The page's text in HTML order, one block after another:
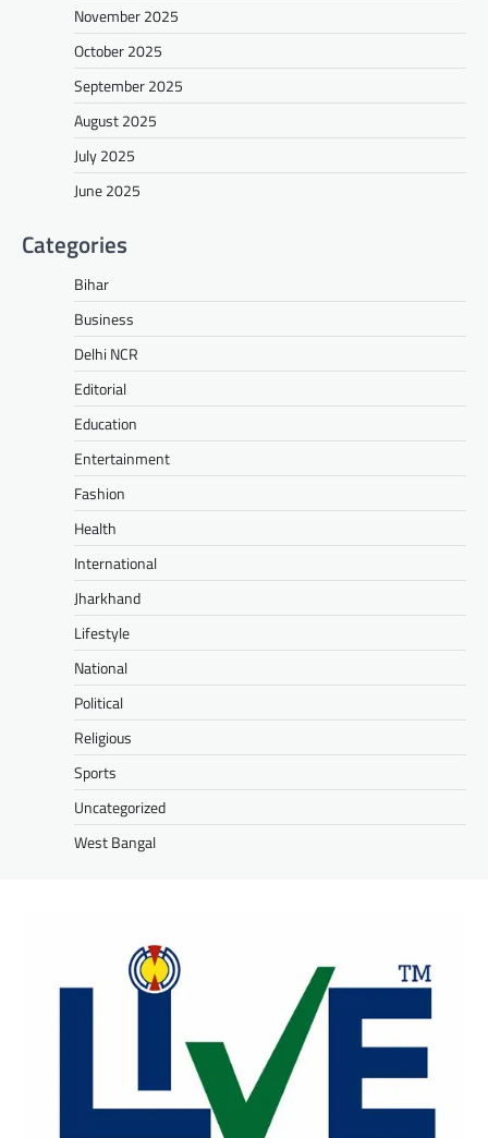
November 2025
October 2025
September 2025
August 2025
July 2025
June 2025
Categories
Bihar
Business
Delhi NCR
Editorial
Education
Entertainment
Fashion
Health
International
Jharkhand
Lifestyle
National
Political
Religious
Sports
Uncategorized
West Bangal